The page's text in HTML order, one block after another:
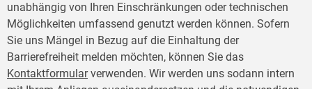
unabhängig von Ihren Einschränkungen oder technischen
Möglichkeiten umfassend genutzt werden können. Sofern
Sie uns Mängel in Bezug auf die Einhaltung der
Barrierefreiheit melden möchten, können Sie das
Kontaktformularverwenden. Wir werden uns sodann intern